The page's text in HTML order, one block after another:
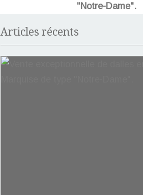
"Notre-Dame".
Articles récents